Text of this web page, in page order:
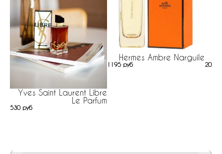
Yves Saint Laurent Libre
Le Parfum
530 руб
Hermes Ambre Narguile
1195 руб 205